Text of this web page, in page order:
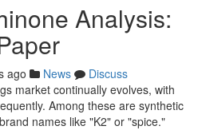
Analysis:
ago News
Discuss
market continually evolves, with
Among these are synthetic
names like "K2" or "spice."